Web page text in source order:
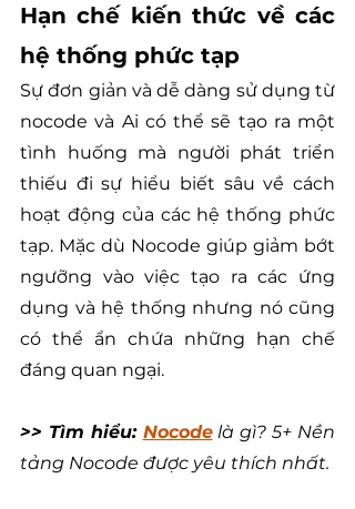
Hạn chế kiến thức về các
hệ thống phức tạp
Sự đơn giản và dễ dàng sử dụng từ
nocode và Ai có thể sẽ tạo ra một
tình huống mà người phát triển
thiếu đi sự hiểu biết sâu về cách
hoạt động của các hệ thống phức
tạp. Mặc dù Nocode giúp giảm bớt
ngưỡng vào việc tạo ra các ứng
dụng và hệ thống nhưng nó cũng
có thể ẩn chứa những hạn chế
đáng quan ngại.
>> Tìm hiểu: Nocode là gì? 5+ Nền
tảng Nocode được yêu thích nhất.